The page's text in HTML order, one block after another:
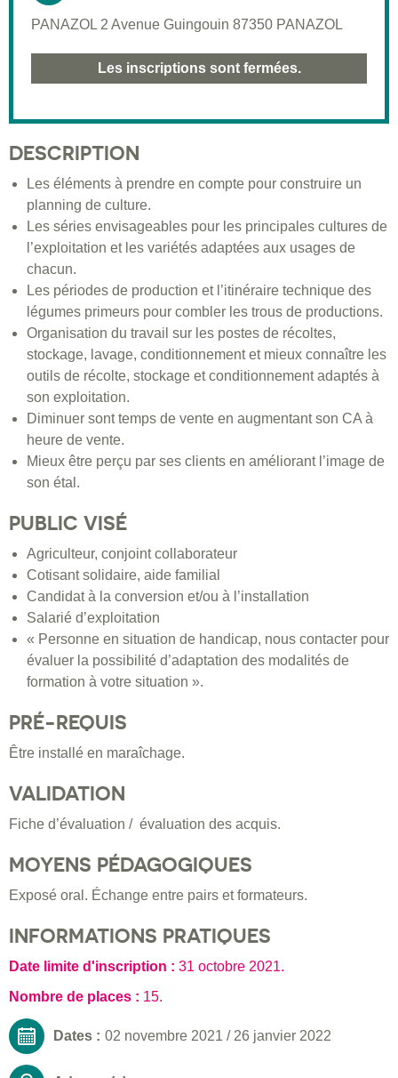
PANAZOL 2 Avenue Guingouin 87350 PANAZOL
Les inscriptions sont fermées.
DESCRIPTION
Les éléments à prendre en compte pour construire un
planning de culture.
Les séries envisageables pour les principales cultures de
l’exploitation et les variétés adaptées aux usages de
chacun.
Les périodes de production et l’itinéraire technique des
légumes primeurs pour combler les trous de productions.
Organisation du travail sur les postes de récoltes,
stockage, lavage, conditionnement et mieux connaître les
outils de récolte, stockage et conditionnement adaptés à
son exploitation.
Diminuer sont temps de vente en augmentant son CA à
heure de vente.
Mieux être perçu par ses clients en améliorant l’image de
son étal.
PUBLIC VISÉ
Agriculteur, conjoint collaborateur
Cotisant solidaire, aide familial
Candidat à la conversion et/ou à l’installation
Salarié d’exploitation
« Personne en situation de handicap, nous contacter pour
évaluer la possibilité d’adaptation des modalités de
formation à votre situation ».
PRÉ-REQUIS
Être installé en maraîchage.
VALIDATION
Fiche d’évaluation / évaluation des acquis.
MOYENS PÉDAGOGIQUES
Exposé oral. Échange entre pairs et formateurs.
INFORMATIONS PRATIQUES
Date limite d'inscription : 31 octobre 2021.
Nombre de places : 15.
Dates : 02 novembre 2021 / 26 janvier 2022